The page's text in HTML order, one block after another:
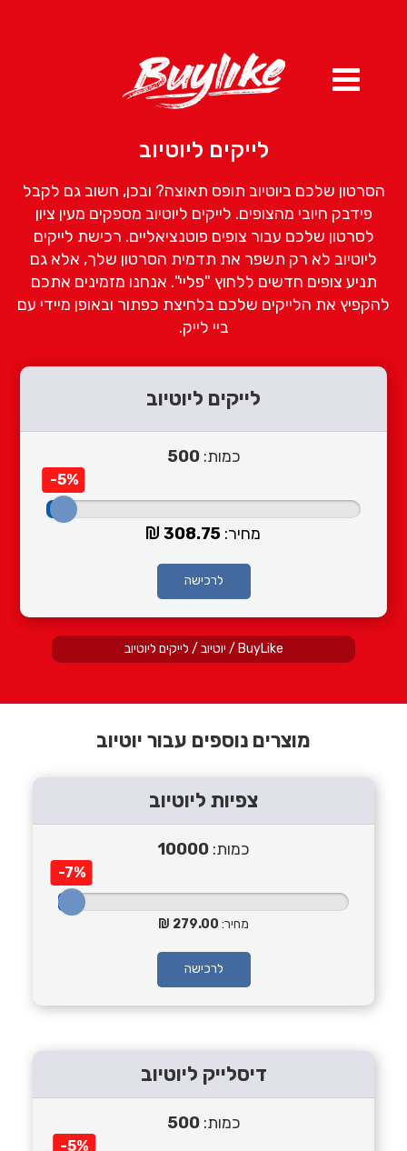
לייקים ליוטיוב
הסרטון שלכם ביוטיוב תופס תאוצה? ובכן, חשוב גם לקבל
פידבק חיובי מהצופים. לייקים ליוטיוב מספקים מעין ציון
לסרטון שלכם עבור צופים פוטנציאליים. רכישת לייקים
ליוטיוב לא רק תשפר את תדמית הסרטון שלך, אלא גם
תניע צופים חדשים ללחוץ "פליי". אנחנו מזמינים אתכם
להקפיץ את הלייקים שלכם בלחיצת כפתור ובאופן מיידי עם
ביי לייק.
לייקים ליוטיוב
כמות:500
-5%
מחיר: 308.75
לרכישה
BuyLike
/ יוטיוב / לייקים ליוטיוב
מוצרים נוספים עבור יוטיוב
צפיות ליוטיוב
כמות: 10000
-7%
מחיר: 279.00
לרכישה
דיסלייק ליוטיוב
כמות:500
-5%